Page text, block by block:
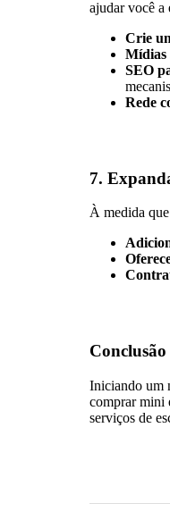
ajudar você a
Crie
Mídias
SEO
Rede
7.
À medida
Conclusão
Iniciando um
comprar mini
serviços de